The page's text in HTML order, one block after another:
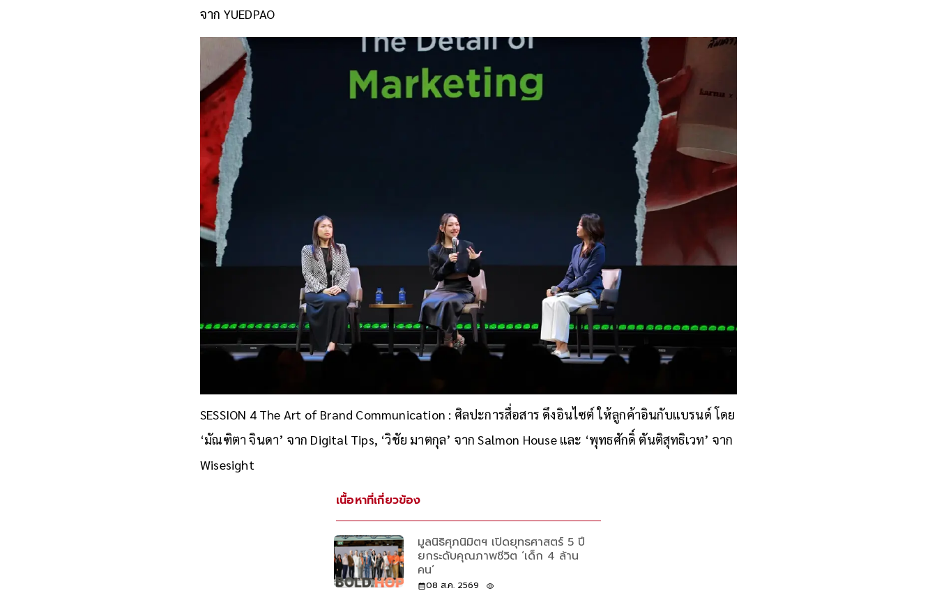
จาก YUEDPAO
SESSION 4 The Art of Brand Communication : ศิลปะการสื่อสาร ดึงอินไซต์ ให้ลูกค้าอินกับแบรนด์ โดย
‘มัณฑิตา จินดา’ จาก Digital Tips, ‘วิชัย มาตกุล’ จาก Salmon House และ ‘พุทธศักดิ์ ตันติสุทธิเวท’ จาก
Wisesight
เนื้อหาที่เกี่ยวข้อง
มูลนิธิศุภนิมิตฯ เปิดยุทธศาสตร์ 5 ปี
ยกระดับคุณภาพชีวิต ‘เด็ก 4 ล้าน
คน’
08 ส.ค. 2569